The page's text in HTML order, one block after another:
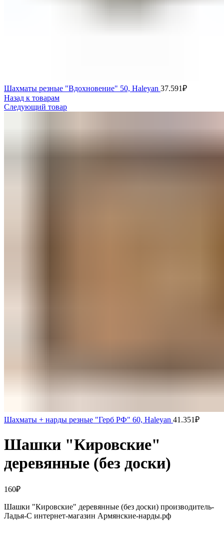
Шахматы резные "Вдохновение" 50, Haleyan 37.591₽
Назад к товарам
Следующий товар
Шахматы + нарды резные "Герб РФ" 60, Haleyan 41.351₽
Шашки "Кировские"
деревянные (без доски)
160₽
Шашки "Кировские" деревянные (без доски) производитель-
Ладья-С интернет-магазин Армянские-нарды.рф